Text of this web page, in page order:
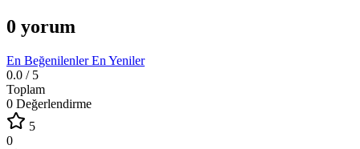
0 yorum
En BeğenilenlerEn Yeniler
0.0 / 5
Toplam
0 Değerlendirme
5
0